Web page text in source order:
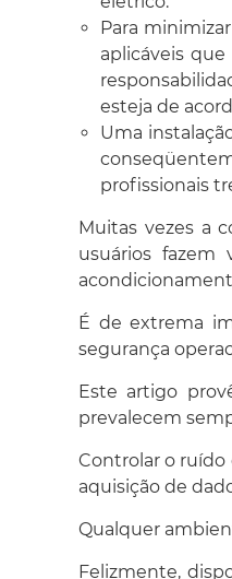
Para
aplicáveis
esteja de
Uma
profissionais
Muitas vezes a
usuários fazem
É de extrema
segurança
Este artigo
prevalecem
Controlar o
aquisição de
Qualquer
Felizmente,